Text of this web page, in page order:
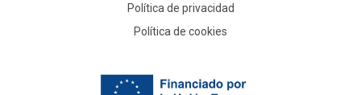
Política de privacidad
Política de cookies